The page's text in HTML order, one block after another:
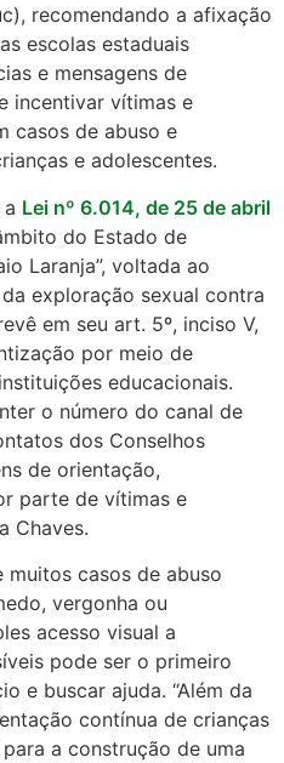
recomendando a afixação
escolas estaduais
e mensagens de
incentivar vítimas e
casos de abuso e
e adolescentes.
Lei nº 6.014, de 25 de abril
do Estado de
Laranja”, voltada ao
exploração sexual contra
em seu art. 5º, inciso V,
por meio de
educacionais.
o número do canal de
dos Conselhos
de orientação,
parte de vítimas e
Chaves.
muitos casos de abuso
vergonha ou
acesso visual a
pode ser o primeiro
e buscar ajuda. “Além da
contínua de crianças
a construção de uma